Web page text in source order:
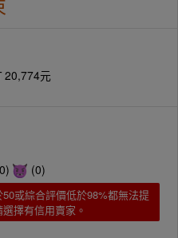
20,774元
(0)
或綜合評價低於98%都無法提
擇有信用賣家。